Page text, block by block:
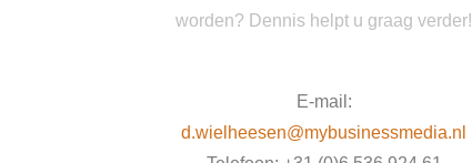
worden? Dennis helpt u graag verder!
E-mail:
d.wielheesen@mybusinessmedia.nl